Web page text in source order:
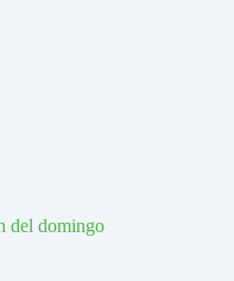
del domingo